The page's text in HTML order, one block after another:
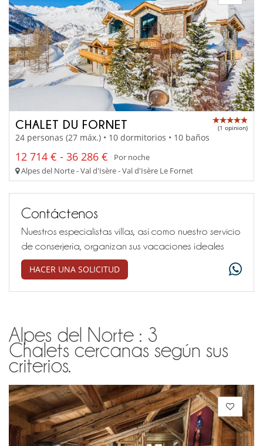
CHALET DU FORNET (1 opinion)
24 personas (27 máx.) • 10 dormitorios • 10 baños
12 714 € - 36 286 €
Por noche
Alpes del Norte - Val d'Isère - Val d'Isère Le Fornet
Contáctenos
Nuestros especialistas villas, así como nuestro servicio
de conserjería, organizan sus vacaciones ideales
HACER UNA SOLICITUD
Alpes del Norte : 3
Chalets cercanas según sus
criterios.